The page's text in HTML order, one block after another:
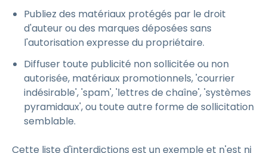
Publiez des matériaux protégés par le droit
d'auteur ou des marques déposées sans
l'autorisation expresse du propriétaire.
Diffuser toute publicité non sollicitée ou non
autorisée, matériaux promotionnels, 'courrier
indésirable', 'spam', 'lettres de chaîne', 'systèmes
pyramidaux', ou toute autre forme de sollicitation
semblable.
Cette liste d'interdictions est un exemple et n'est ni